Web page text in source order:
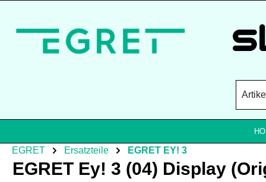
EGRET Ersatzteile EGRET EY! 3
EGRET Ey! 3 (04) Display